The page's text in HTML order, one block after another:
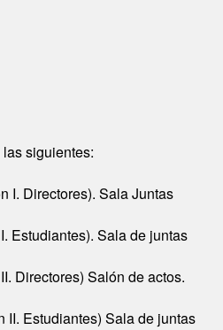
siguientes:
I. Directores). Sala Juntas
Estudiantes). Sala de juntas
Directores) Salón de actos.
II. Estudiantes) Sala de juntas